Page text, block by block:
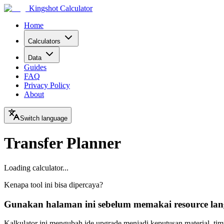
Kingshot Calculator
Home
Calculators
Data
Guides
FAQ
Privacy Policy
About
Switch language
Transfer Planner
Loading calculator...
Kenapa tool ini bisa dipercaya?
Gunakan halaman ini sebelum memakai resource